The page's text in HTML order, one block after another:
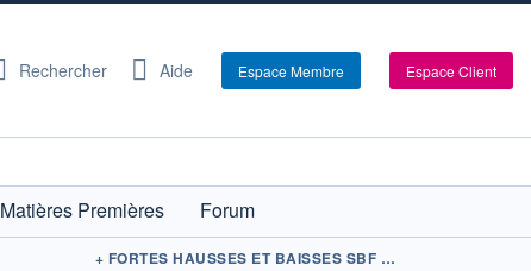
Rechercher Aide Espace Membre Espace Client
Matières Premières
Forum
+ FORTES HAUSSES ET BAISSES SBF 120